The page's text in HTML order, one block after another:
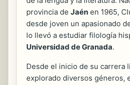
provincia de Jaén en 1965,
desde joven un apasionado
lo llevó a estudiar filología
Universidad de Granada.
Desde el inicio de su carrera
explorado diversos géneros,